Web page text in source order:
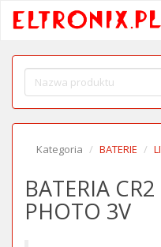
Kategoria BATERIE
BATERIA
PHOTO 3V